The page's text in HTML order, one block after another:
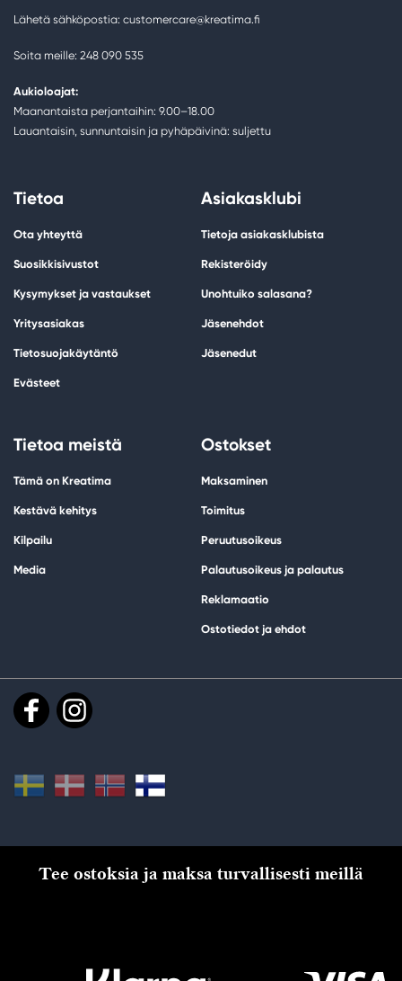
Lähetä sähköpostia: customercare@kreatima.fi
Soita meille: 248 090 535
Aukioloajat:
Maanantaista perjantaihin: 9.00–18.00
Lauantaisin, sunnuntaisin ja pyhäpäivinä: suljettu
Tietoa
Ota yhteyttä
Suosikkisivustot
Kysymykset ja vastaukset
Yritysasiakas
Tietosuojakäytäntö
Evästeet
Asiakasklubi
Tietoja asiakasklubista
Rekisteröidy
Unohtuiko salasana?
Jäsenehdot
Jäsenedut
Tietoa meistä
Tämä on Kreatima
Kestävä kehitys
Kilpailu
Media
Ostokset
Maksaminen
Toimitus
Peruutusoikeus
Palautusoikeus ja palautus
Reklamaatio
Ostotiedot ja ehdot
Tee ostoksia ja maksa turvallisesti meillä